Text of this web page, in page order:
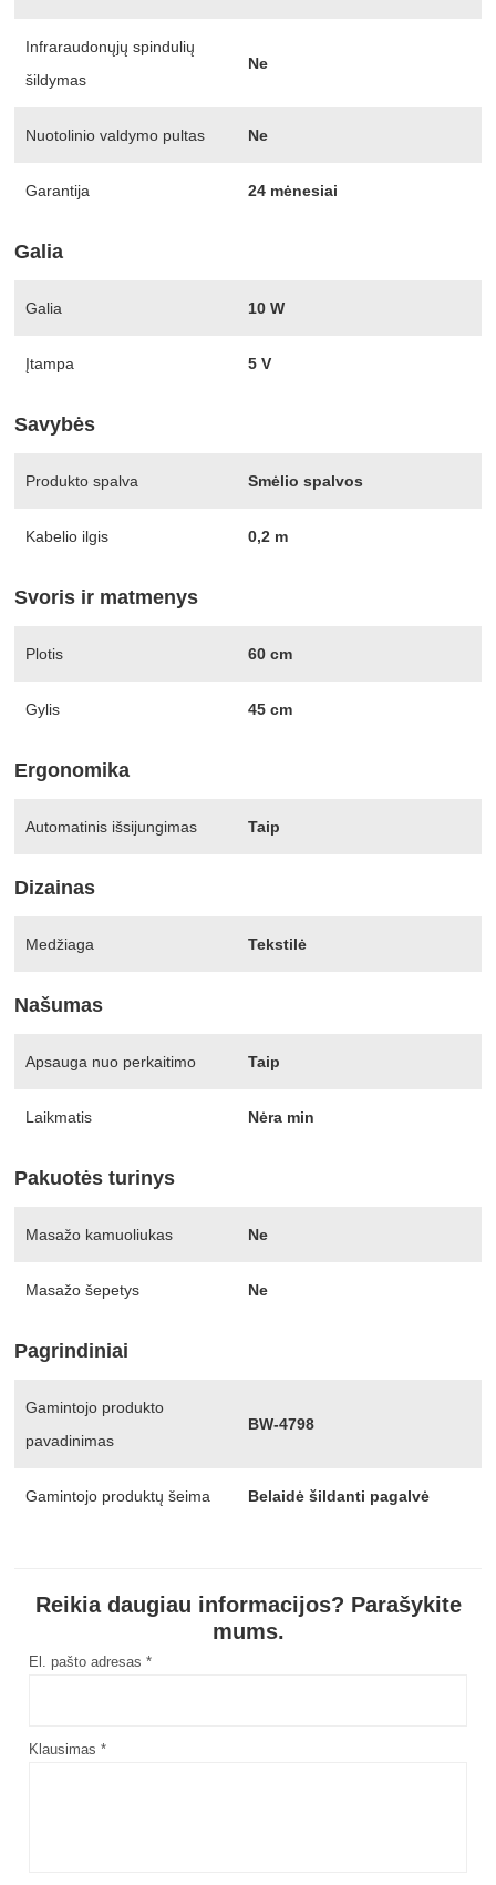
Infraraudonųjų spindulių
šildymas
Ne
Nuotolinio valdymo pultas Ne
Garantija 24 mėnesiai
Galia
Galia 10 W
Įtampa 5 V
Savybės
Produkto spalva Smėlio spalvos
Kabelio ilgis 0,2 m
Svoris ir matmenys
Plotis 60 cm
Gylis 45 cm
Ergonomika
Automatinis išsijungimas Taip
Dizainas
Medžiaga Tekstilė
Našumas
Apsauga nuo perkaitimo Taip
Laikmatis Nėra min
Pakuotės turinys
Masažo kamuoliukas Ne
Masažo šepetys Ne
Pagrindiniai
Gamintojo produkto
pavadinimas
BW-4798
Gamintojo produktų šeima Belaidė šildanti pagalvė
Reikia daugiau informacijos? Parašykite
mums.
El. pašto adresas *
Klausimas *